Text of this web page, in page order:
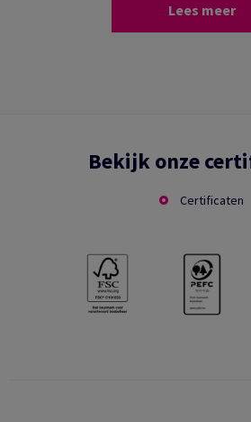
Lees meer
Bekijk onze
Certificaten